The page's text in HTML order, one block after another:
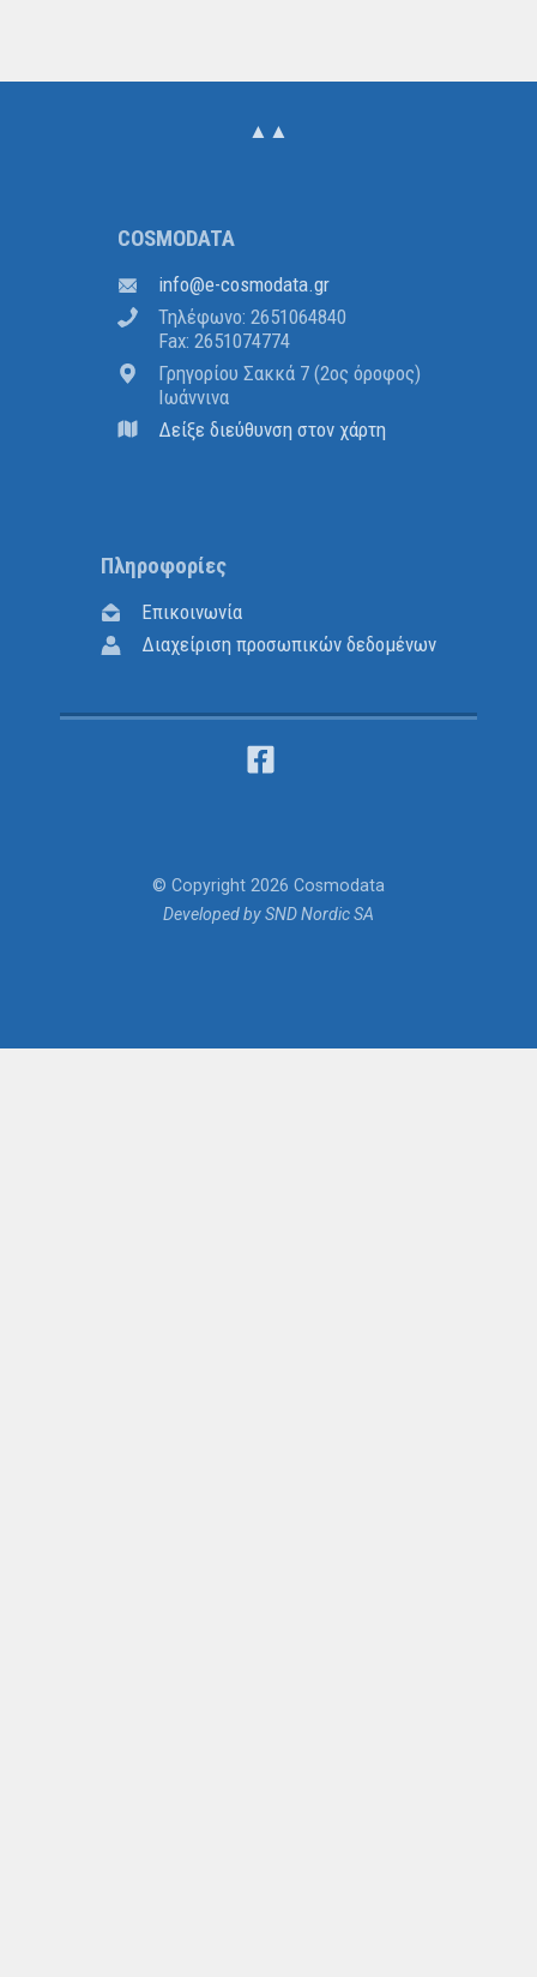
Πληροφορίες
Επικοινωνία
Διαχείριση προσωπικών δεδομένων
COSMODATA
rg
.
atadomsoc-e
@
ofni
Τηλέφωνο: 2651064840
Fax: 2651074774
Γρηγορίου Σακκά 7 (2ος όροφος)
Ιωάννινα
Δείξε διεύθυνση στον χάρτη
▲▲
© Copyright 2026 Cosmodata
Developed by SND Nordic SA